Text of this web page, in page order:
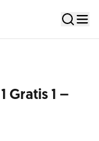
Gratis 1 –